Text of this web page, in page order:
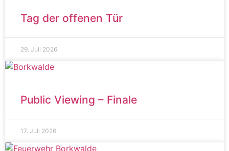
Tag der offenen Tür
29. Juli 2026
Public Viewing – Finale
17. Juli 2026